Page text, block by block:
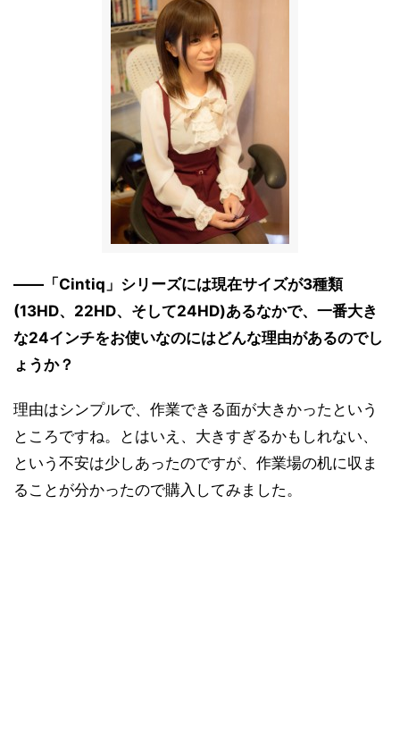
――「Cintiq」シリーズには現在サイズが3種類
(13HD、22HD、そして24HD)あるなかで、一番大き
な24インチをお使いなのにはどんな理由があるのでし
ょうか？
理由はシンプルで、作業できる面が大きかったという
ところですね。とはいえ、大きすぎるかもしれない、
という不安は少しあったのですが、作業場の机に収ま
ることが分かったので購入してみました。